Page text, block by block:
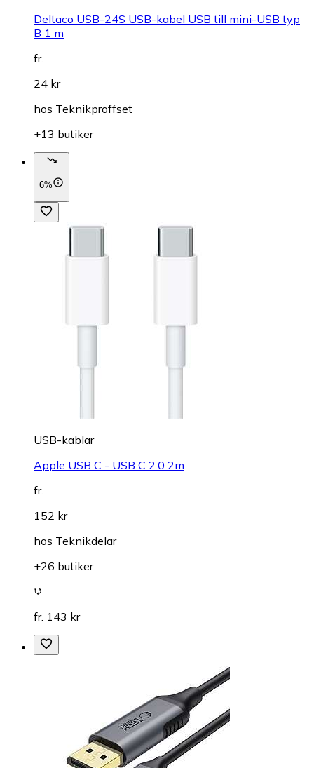
Deltaco USB-24S USB-kabel USB till mini-USB typ
B 1 m
fr.
24 kr
hos Teknikproffset
+13 butiker
6%
USB-kablar
Apple USB C - USB C 2.0 2m
fr.
152 kr
hos Teknikdelar
+26 butiker
fr. 143 kr